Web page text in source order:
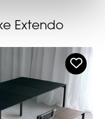
Extendo